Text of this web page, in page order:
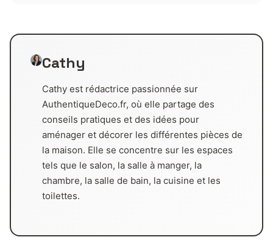
Cathy
Cathy est rédactrice passionnée sur
AuthentiqueDeco.fr, où elle partage des
conseils pratiques et des idées pour
aménager et décorer les différentes pièces de
la maison. Elle se concentre sur les espaces
tels que le salon, la salle à manger, la
chambre, la salle de bain, la cuisine et les
toilettes.